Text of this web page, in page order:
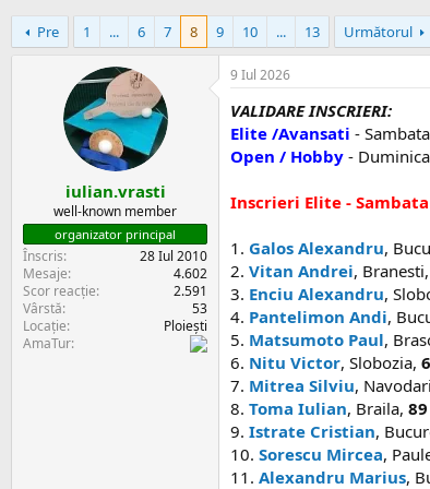
e
c
Pre 1 ... 6 7 8 9 10 ... 13 Următorul
iulian.vrasti
well-known member
organizator principal
Înscris
28 Iul 2010
Mesaje
4.602
Scor reacție
2.591
Vârstă
53
Locație
Ploiești
AmaTur
9 Iul 2026
VALIDARE INSCRIERI:
Elite /Avansati -
Open / Hobby -
Inscrieri Elite - Sambata
1. Galos Alexandru,
2. Vitan Andrei, Branesti,
3. Enciu Alexandru,
4. Pantelimon Andi,
5. Matsumoto Paul,
6. Nitu Victor, Slobozia,
7. Mitrea Silviu,
8. Toma Iulian, Braila, 89
9. Istrate Cristian,
10. Sorescu Mircea,
11. Alexandru Marius,